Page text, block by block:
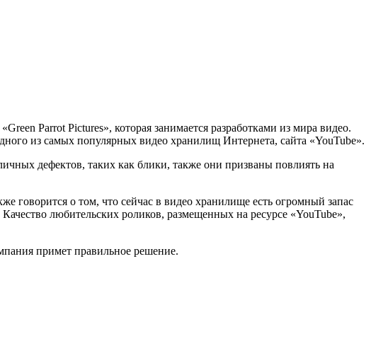
Parrot Pictures», которая занимается разработками из мира видео.
из самых популярных видео хранилищ Интернета, сайта «YouTube».
дефектов, таких как блики, также они призваны повлиять на
говорится о том, что сейчас в видео хранилище есть огромный запас
любительских роликов, размещенных на ресурсе «YouTube»,
примет правильное решение.